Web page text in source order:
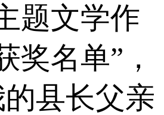
题文学作
奖名单”，
县长父亲